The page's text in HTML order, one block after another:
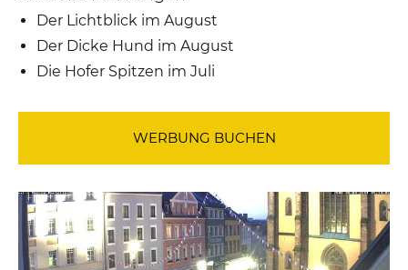
Der Lichtblick im August
Der Dicke Hund im August
Die Hofer Spitzen im Juli
WERBUNG BUCHEN